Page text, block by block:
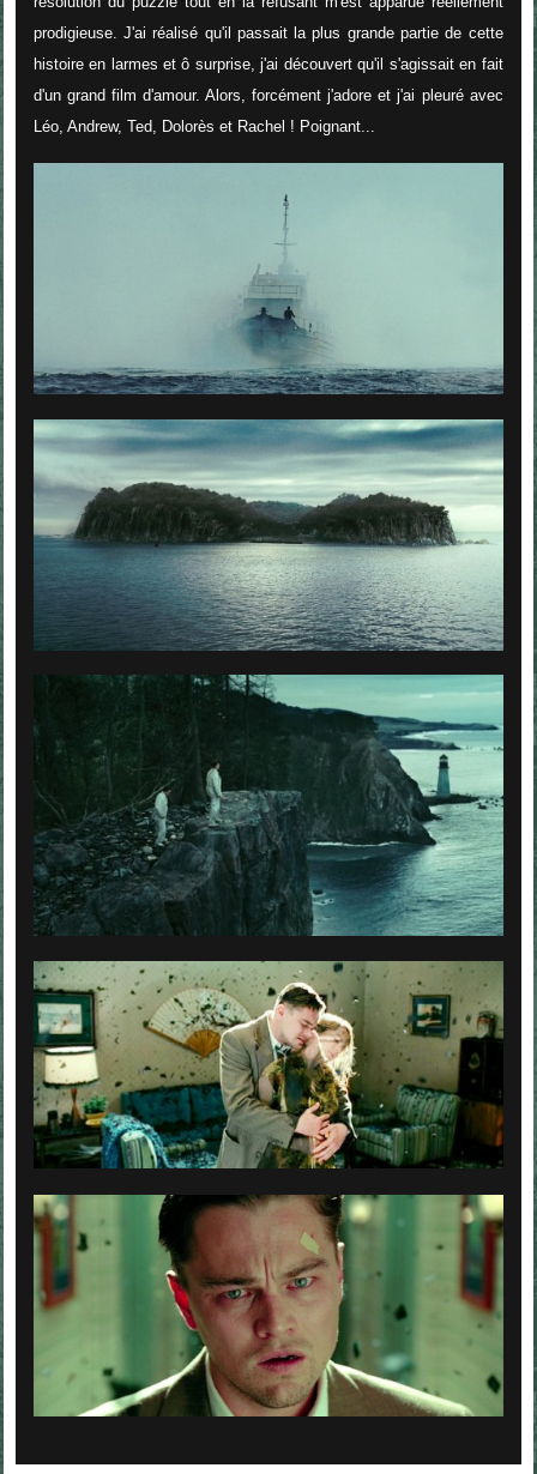
prodigieuse. J'ai réalisé qu'il passait la plus grande partie de cette
histoire en larmes et ô surprise, j'ai découvert qu'il s'agissait en fait
d'un grand film d'amour. Alors, forcément j'adore et j'ai pleuré avec
Léo, Andrew, Ted, Dolorès et Rachel ! Poignant...